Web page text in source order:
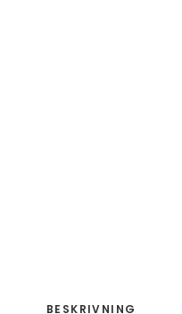
BESKRIVNING